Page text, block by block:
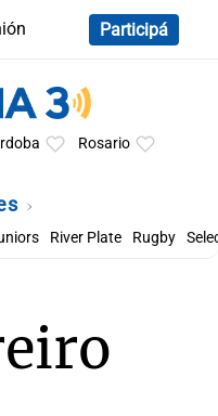
Participá
Rosario
River Plate Rugby